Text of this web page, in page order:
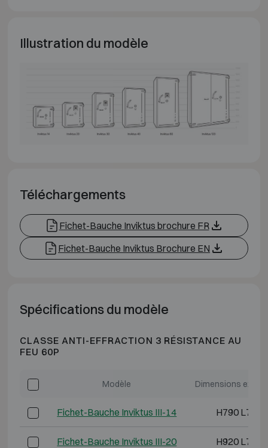
Illustration du modèle
Téléchargements
Fichet-Bauche Inviktus brochure FR
Fichet-Bauche Inviktus Brochure EN
Spécifications du modèle
CLASSE ANTI-EFFRACTION 3 RÉSISTANCE AU
FEU 60P
Modèle Dimensions
Fichet-Bauche Inviktus III-14 H790 L730
Fichet-Bauche Inviktus III-20 H920 L730